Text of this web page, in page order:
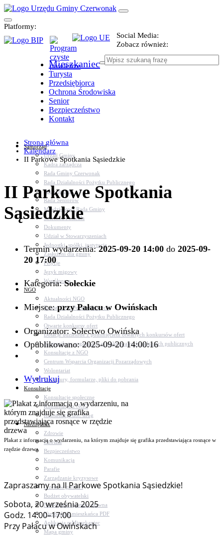
Platformy:
Social Media:
Zobacz również:
Mieszkaniec
Turysta
Przedsiębiorca
Ochrona Środowiska
Senior
Bezpieczeństwo
Kontakt
Samorząd
Urząd Gminy
Kadra zarządcza
Rada Gminy Czerwonak
Rada Działalności Pożytku Publicznego
Rada Sportu
Rada Seniorów
Młodzieżowa Rada Gminy
Sołectwa i osiedla
Dokumenty
Udział w Stowarzyszeniach
Jednostki, spółki, instytucje
Zasłużeni dla gminy
Petycje
Język migowy
Współpraca
NGO
Aktualności NGO
Rejestr Org. Pozarządowych
Rada Działalności Pożytku Publicznego
Otwarte konkursy ofert
Dotacje udzielone z pominięciem otwartych konkursów ofert
Komunikaty organizacji o realizowanych zadaniach publicznych
Konsultacje z NGO
Centrum Wsparcia Organizacji Pozarządowych
Wolontariat
Procedury, formularze, pliki do pobrania
Konsultacje
Konsultacje społeczne
Konsultacje z NGO
Konsultacje dot. dróg
Niezbędnik
Zdrowie
Oświata
Bezpieczeństwo
Komunikacja
Parafie
Zarządzanie kryzysowe
C.ześć w gminie!
Budżet obywatelski
Nieodpłatna pomoc prawna
Niezbędnik mieszkańca PDF
Aplikacja mMieszkaniec
Mapa gminy
Strona główna
Kalendarz
II Parkowe Spotkania Sąsiedzkie
II Parkowe Spotkania
Sąsiedzkie
Termin wydarzenia:2025-09-20 14:00 do 2025-09-
20 17:00
Kategoria:Sołeckie
Miejsce:przy Pałacu w Owińskach
Organizator: Sołectwo Owińska
Opublikowano: 2025-09-20 14:00:16
Wydrukuj
Plakat z informacją o wydarzeniu, na którym znajduje się grafika przedstawiająca rosnące w
rzędzie drzewa
Zapraszamy na II Parkowe Spotkania Sąsiedzkie!
Sobota, 20 września 2025
Godz. 14:00–17:00
Przy Pałacu w Owińskach